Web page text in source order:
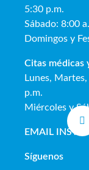
5:30 p.m.
Sábado: 8:00
Domingos y
Citas médicas
Lunes,
p.m.
Miércoles y
EMAIL
Síguenos